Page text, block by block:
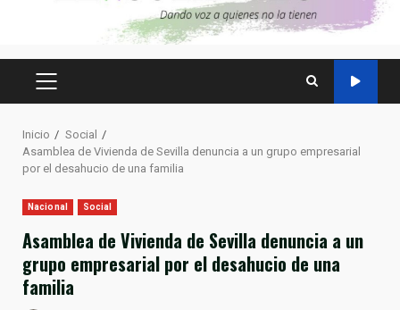
MENÚ
Inicio
Social
Asamblea de Vivienda de Sevilla denuncia a un grupo empresarial
por el desahucio de una familia
Nacional Social
Asamblea de Vivienda de Sevilla denuncia a un
grupo empresarial por el desahucio de una
familia